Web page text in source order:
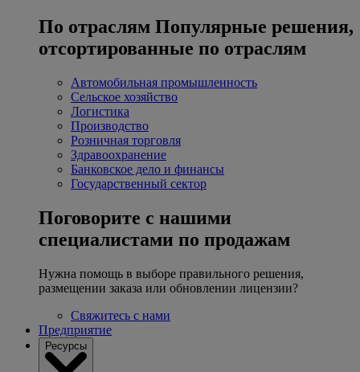
По отраслям Популярные решения,
отсортированные по отраслям
Автомобильная промышленность
Сельское хозяйство
Логистика
Производство
Розничная торговля
Здравоохранение
Банковское дело и финансы
Государственный сектор
Поговорите с нашими
специалистами по продажам
Нужна помощь в выборе правильного решения,
размещении заказа или обновлении лицензии?
Свяжитесь с нами
Предприятие
Ресурсы